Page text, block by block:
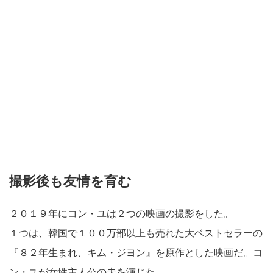
撮影後も友情を育む
２０１９年にコン・ユは２つの映画の撮影をした。
１つは、韓国で１００万部以上も売れた大ベストセラーの
『８２年生まれ、キム・ジヨン』を原作とした映画だ。コ